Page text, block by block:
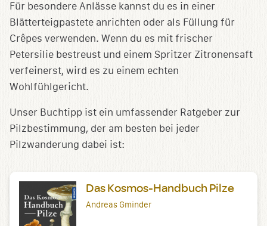
Für besondere Anlässe kannst du es in einer
Blätterteigpastete anrichten oder als Füllung für
Crêpes verwenden. Wenn du es mit frischer
Petersilie bestreust und einem Spritzer Zitronensaft
verfeinerst, wird es zu einem echten
Wohlfühlgericht.
Unser Buchtipp ist ein umfassender Ratgeber zur
Pilzbestimmung, der am besten bei jeder
Pilzwanderung dabei ist:
Das Kosmos-Handbuch Pilze
Andreas Gminder